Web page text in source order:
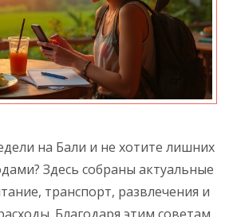
на Бали и не хотите лишних
Здесь собраны актуальные
транспорт, развлечения и